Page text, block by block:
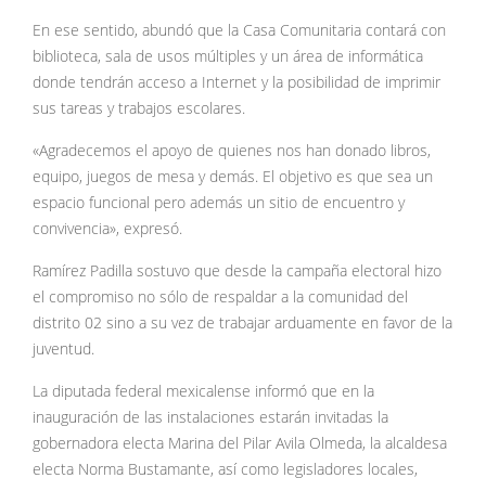
En ese sentido, abundó que la Casa Comunitaria contará con
biblioteca, sala de usos múltiples y un área de informática
donde tendrán acceso a Internet y la posibilidad de imprimir
sus tareas y trabajos escolares.
«Agradecemos el apoyo de quienes nos han donado libros,
equipo, juegos de mesa y demás. El objetivo es que sea un
espacio funcional pero además un sitio de encuentro y
convivencia», expresó.
Ramírez Padilla sostuvo que desde la campaña electoral hizo
el compromiso no sólo de respaldar a la comunidad del
distrito 02 sino a su vez de trabajar arduamente en favor de la
juventud.
La diputada federal mexicalense informó que en la
inauguración de las instalaciones estarán invitadas la
gobernadora electa Marina del Pilar Avila Olmeda, la alcaldesa
electa Norma Bustamante, así como legisladores locales,